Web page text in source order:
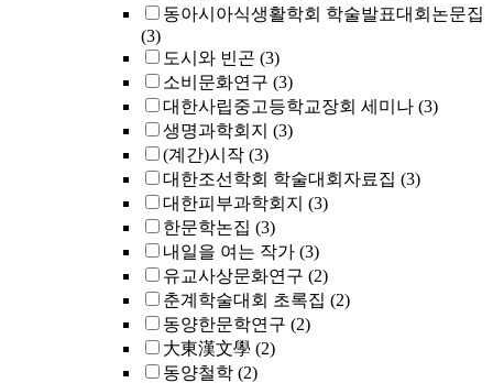
동아시아식생활학회 학술발표대회논문집
(3)
도시와 빈곤 (3)
소비문화연구 (3)
대한사립중고등학교장회 세미나 (3)
생명과학회지 (3)
(계간)시작 (3)
대한조선학회 학술대회자료집 (3)
대한피부과학회지 (3)
한문학논집 (3)
내일을 여는 작가 (3)
유교사상문화연구 (2)
춘계학술대회 초록집 (2)
동양한문학연구 (2)
大東漢文學 (2)
동양철학 (2)